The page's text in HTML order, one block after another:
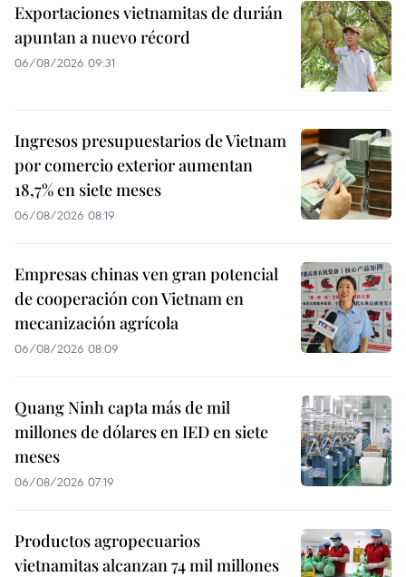
Exportaciones vietnamitas de durián
apuntan a nuevo récord
06/08/2026 09:31
Ingresos presupuestarios de Vietnam
por comercio exterior aumentan
18,7% en siete meses
06/08/2026 08:19
Empresas chinas ven gran potencial
de cooperación con Vietnam en
mecanización agrícola
06/08/2026 08:09
Quang Ninh capta más de mil
millones de dólares en IED en siete
meses
06/08/2026 07:19
Productos agropecuarios
vietnamitas alcanzan 74 mil millones